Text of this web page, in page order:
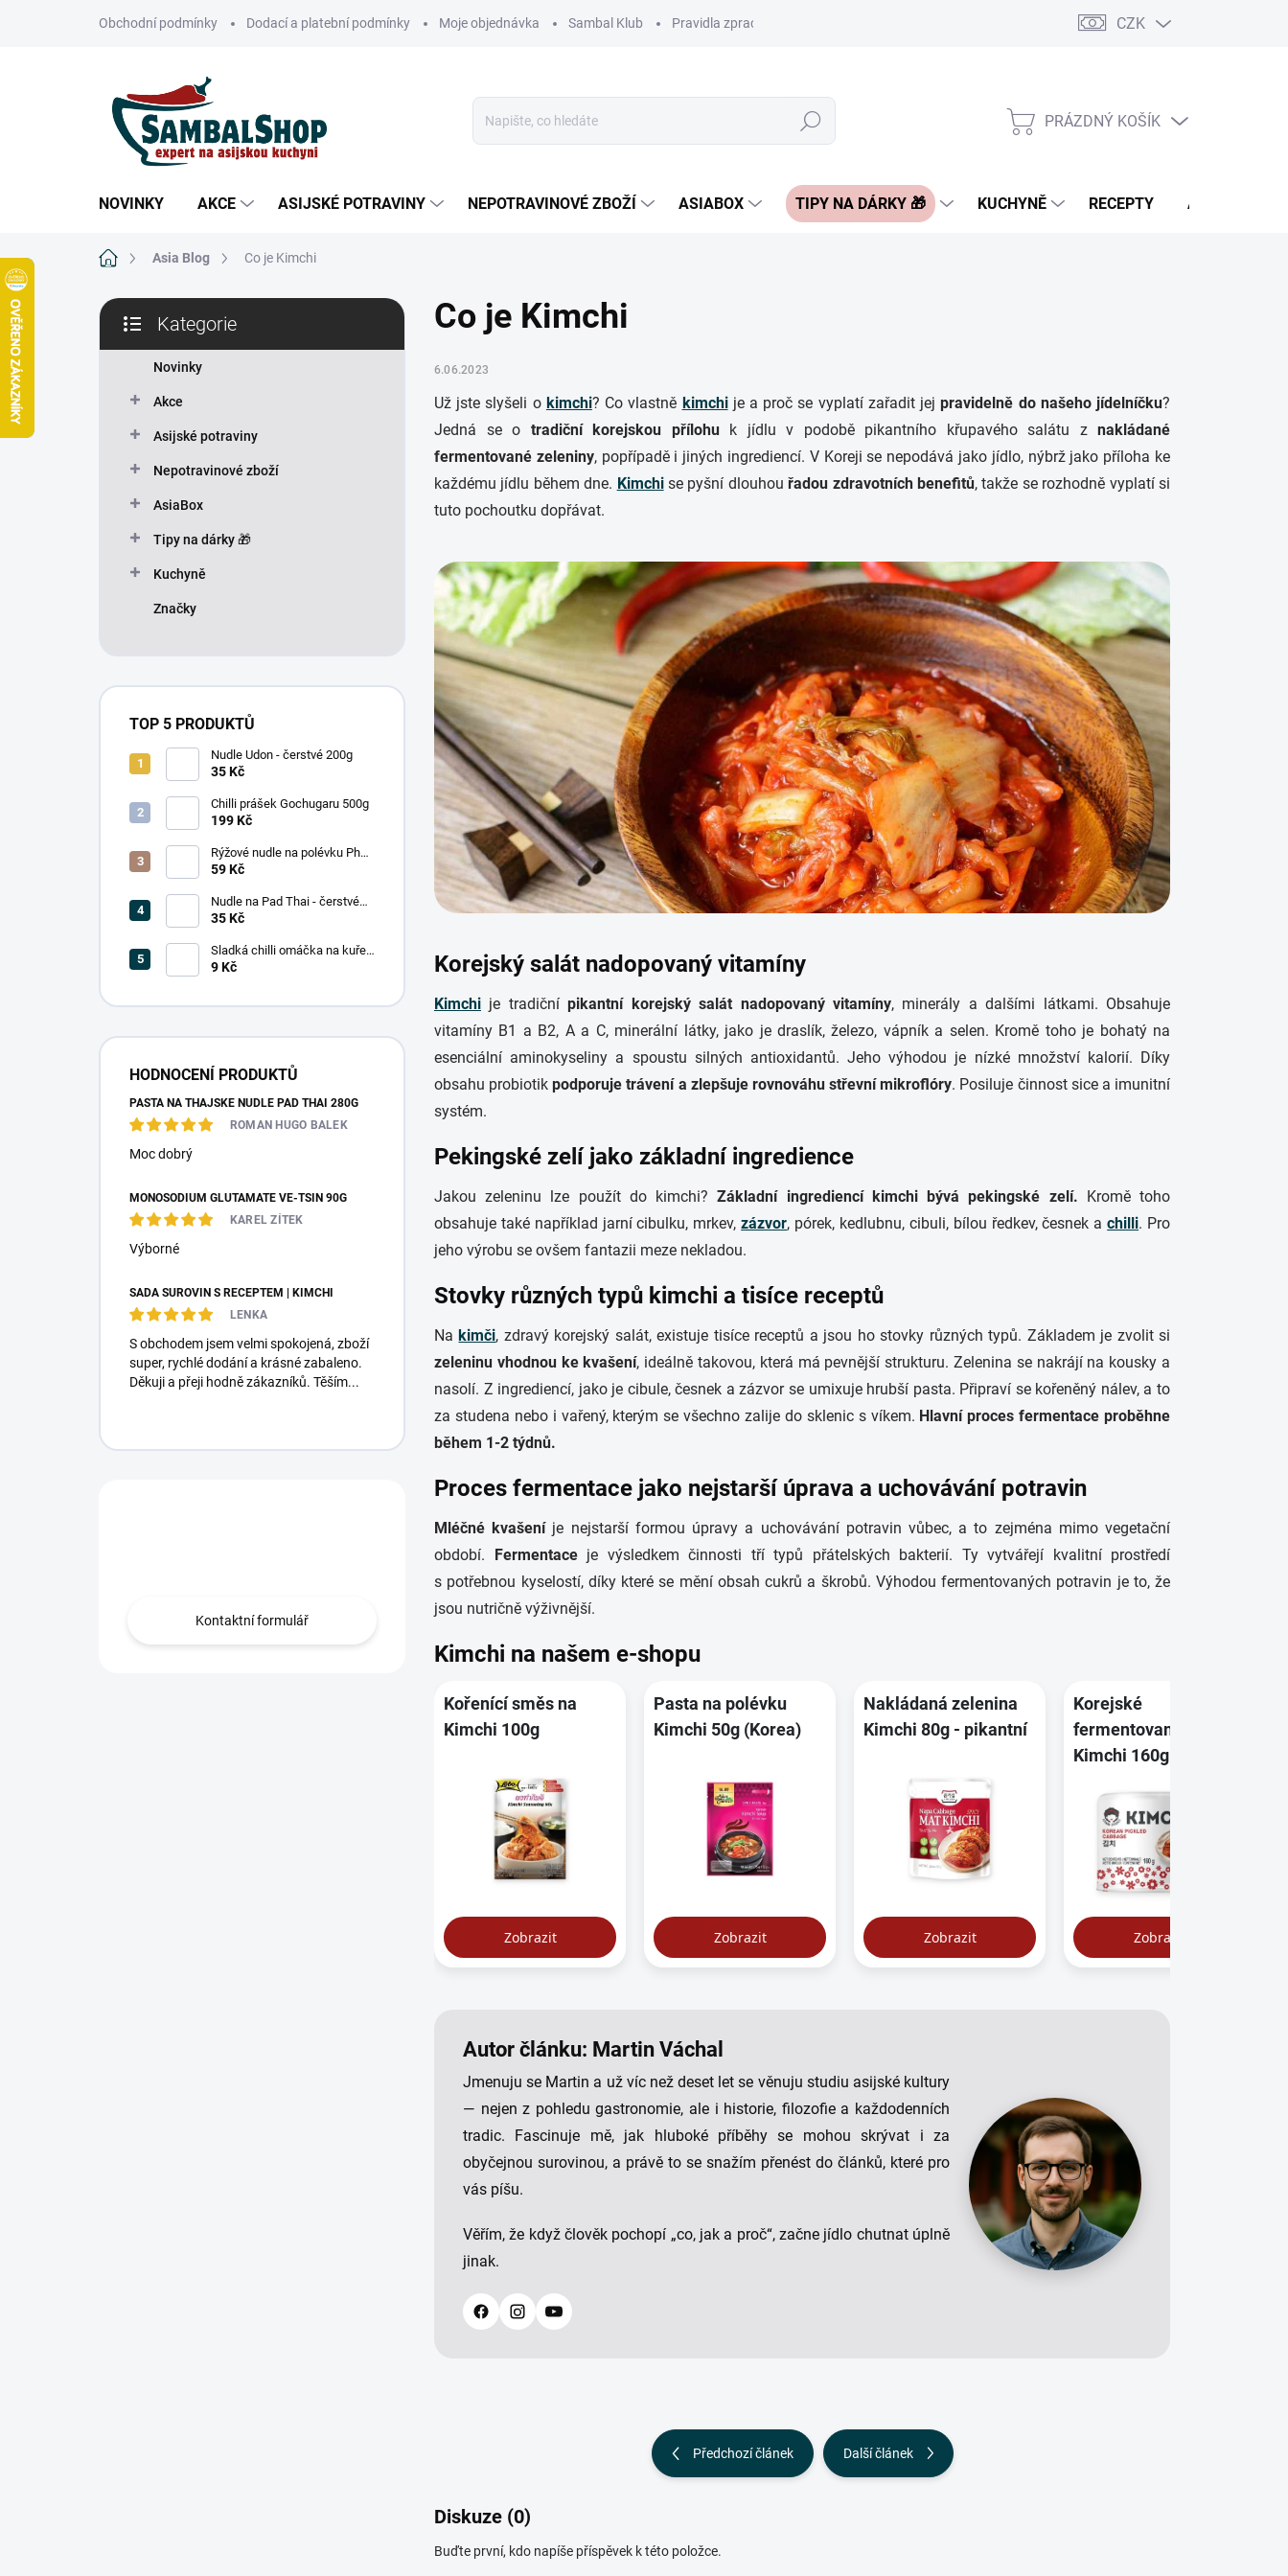
Obchodní podmínky Dodací a platební podmínky Moje objednávka Sambal Klub Pravidla zpracování recenzí FAQ - často kladené otázky
CZK
Hledat
NÁKUPNÍ
PRÁZDNÝ KOŠÍK
NOVINKY AKCE ASIJSKÉ POTRAVINY NEPOTRAVINOVÉ ZBOŽÍ ASIABOX TIPY NA DÁRKY 🎁 KUCHYNĚ RECEPTY ASIA BLOG
Domů Asia Blog Co je Kimchi
P
s
kategorie
Kategorie
Novinky
Akce
Asijské potraviny
Nepotravinové zboží
AsiaBox
Tipy na dárky 🎁
Kuchyně
Značky
TOP 5 PRODUKTŮ
Nudle Udon - čerstvé 200g
35 Kč
Chilli prášek Gochugaru 500g
199 Kč
Rýžové nudle na polévku Pho
(5 mm) 375g
59 Kč
Nudle na Pad Thai - čerstvé
200g
35 Kč
Sladká chilli omáčka na kuře
14ml (jednoporcové balení)
9 Kč
HODNOCENÍ PRODUKTŮ
PASTA NA THAJSKÉ NUDLE PAD THAI 280G
ROMAN HUGO BALEK
Moc dobrý
MONOSODIUM GLUTAMATE VE-TSIN 90G
KAREL ZÍTEK
Výborné
SADA SUROVIN S RECEPTEM | KIMCHI
LENKA
S obchodem jsem velmi spokojená, zboží
super, rychlé dodání a krásné zabaleno.
Děkuji a přeji hodně zákazníků. Těším...
Kontaktní formulář
Co je Kimchi
6.06.2023
Už jste slyšeli o kimchi? Co vlastně kimchije a proč se vyplatí zařadit jejpravidelně do našeho jídelníčku?
Jedná se o tradiční korejskou přílohuk jídlu v podobě pikantního křupavého salátu z nakládané
fermentované zeleniny, popřípadě i jiných ingrediencí. V Koreji se nepodává jako jídlo, nýbrž jako příloha ke
každému jídlu během dne. Kimchise pyšní dlouhouřadou zdravotních benefitů, takže se rozhodně vyplatí si
tuto pochoutku dopřávat.
Korejský salát nadopovaný vitamíny
Kimchi je tradičnípikantní korejský salát nadopovaný vitamíny, minerály a dalšími látkami. Obsahuje
vitamíny B1 a B2, A a C, minerální látky, jako je draslík, železo, vápník a selen. Kromě toho je bohatý na
esenciální aminokyseliny a spoustu silných antioxidantů. Jeho výhodou je nízké množství kalorií. Díky
obsahu probiotikpodporuje trávení a zlepšuje rovnováhu střevní mikroflóry. Posiluje činnost sice a imunitní
systém.
Pekingské zelí jako základní ingredience
Jakou zeleninu lze použít do kimchi?Základní ingrediencí kimchi bývá pekingské zelí. Kromě toho
obsahuje také například jarní cibulku, mrkev,zázvor, pórek, kedlubnu, cibuli, bílou ředkev, česnek achilli. Pro
jeho výrobu se ovšem fantazii meze nekladou.
Stovky různých typů kimchi a tisíce receptů
Nakimči, zdravý korejský salát, existuje tisíce receptů a jsou ho stovky různých typů. Základem je zvolit si
zeleninu vhodnou ke kvašení, ideálně takovou, která má pevnější strukturu. Zelenina se nakrájí na kousky a
nasolí. Z ingrediencí, jako je cibule, česnek a zázvor se umixuje hrubší pasta. Připraví se kořeněný nálev, a to
za studena nebo i vařený, kterým se všechno zalije do sklenic s víkem. Hlavní proces fermentace proběhne
během 1-2 týdnů.
Proces fermentace jako nejstarší úprava a uchovávání potravin
Mléčné kvašeníje nejstarší formou úpravy a uchovávání potravin vůbec, a to zejména mimo vegetační
období. Fermentaceje výsledkem činnosti tří typů přátelských bakterií. Ty vytvářejí kvalitní prostředí
s potřebnou kyselostí, díky které se mění obsah cukrů a škrobů. Výhodou fermentovaných potravin je to, že
jsou nutričně výživnější.
Kimchi na našem e-shopu
Autor článku: Martin Váchal
Jmenuju se Martin a už víc než deset let se věnuju studiu asijské kultury
— nejen z pohledu gastronomie, ale i historie, filozofie a každodenních
tradic. Fascinuje mě, jak hluboké příběhy se mohou skrývat i za
obyčejnou surovinou, a právě to se snažím přenést do článků, které pro
vás píšu.
Věřím, že když člověk pochopí „co, jak a proč“, začne jídlo chutnat úplně
jinak.
Předchozí článek Další článek
Diskuze (0)
Buďte první, kdo napíše příspěvek k této položce.